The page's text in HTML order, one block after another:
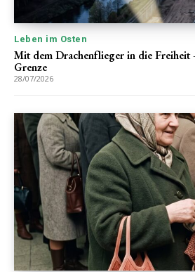
Leben im Osten
Mit dem Drachenflieger in die Freiheit
Grenze
28/07/2026